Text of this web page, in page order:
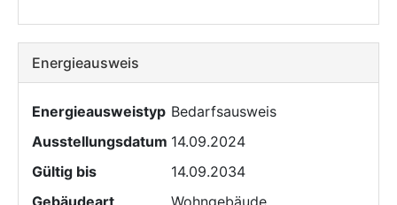
Energieausweis
Energieausweistyp Bedarfs­ausweis
Ausstellungsdatum 14.09.2024
Gültig bis
14.09.2034
Gebäudeart
Wohngebäude